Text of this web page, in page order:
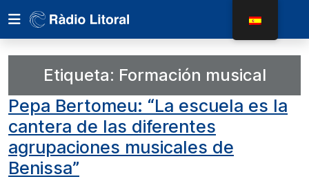
Etiqueta: Formación musical
Pepa Bertomeu: “La escuela es la
cantera de las diferentes
agrupaciones musicales de
Benissa”